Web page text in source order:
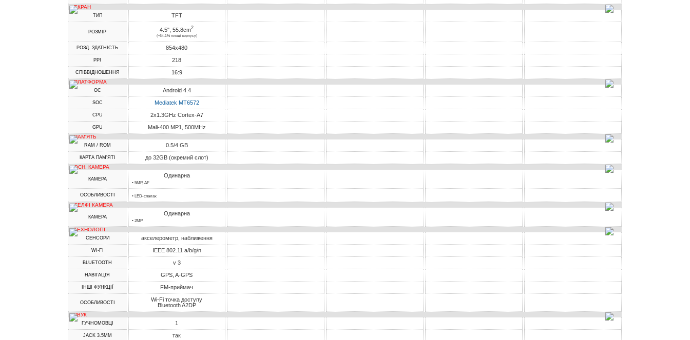
ЕКРАН
ТИП TFT
РОЗМІР 4.5", 55.8cm2
(~64.1% площі корпусу)
РОЗД. ЗДАТНІСТЬ 854x480
PPI 218
СПІВВІДНОШЕННЯ 16:9
ПЛАТФОРМА
ОС Android 4.4
SOC Mediatek MT6572
CPU 2x1.3GHz Cortex-A7
GPU Mali-400 MP1, 500MHz
ПАМ'ЯТЬ
RAM / ROM 0.5/4 GB
КАРТА ПАМ'ЯТІ до 32GB (окремий слот)
ОСН. КАМЕРА
КАМЕРА
Одинарна
• 5MP, AF
ОСОБЛИВОСТІ • LED-спалах
СЕЛФІ КАМЕРА
КАМЕРА
Одинарна
• 2MP
ТЕХНОЛОГІЇ
СЕНСОРИ акселерометр, наближення
WI-FI IEEE 802.11 a/b/g/n
BLUETOOTH v 3
НАВІГАЦІЯ GPS, A-GPS
ІНШІ ФУНКЦІЇ FM-приймач
ОСОБЛИВОСТІ
Wi-Fi точка доступу
Bluetooth A2DP
ЗВУК
ГУЧНОМОВЦІ 1
JACK 3.5MM так